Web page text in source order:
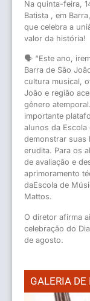
Na quinta-feira,
Batista , em
que celebra a
valor da história!
🗣 “Este ano,
Barra de São
cultura musical,
João e região
gênero
importante
alunos da
demonstrar suas
erudita. Para os
de avaliação e
aprimoramento
daEscola de
Mattos.
O diretor afirma
celebração do
de agosto.
GALERIA DE